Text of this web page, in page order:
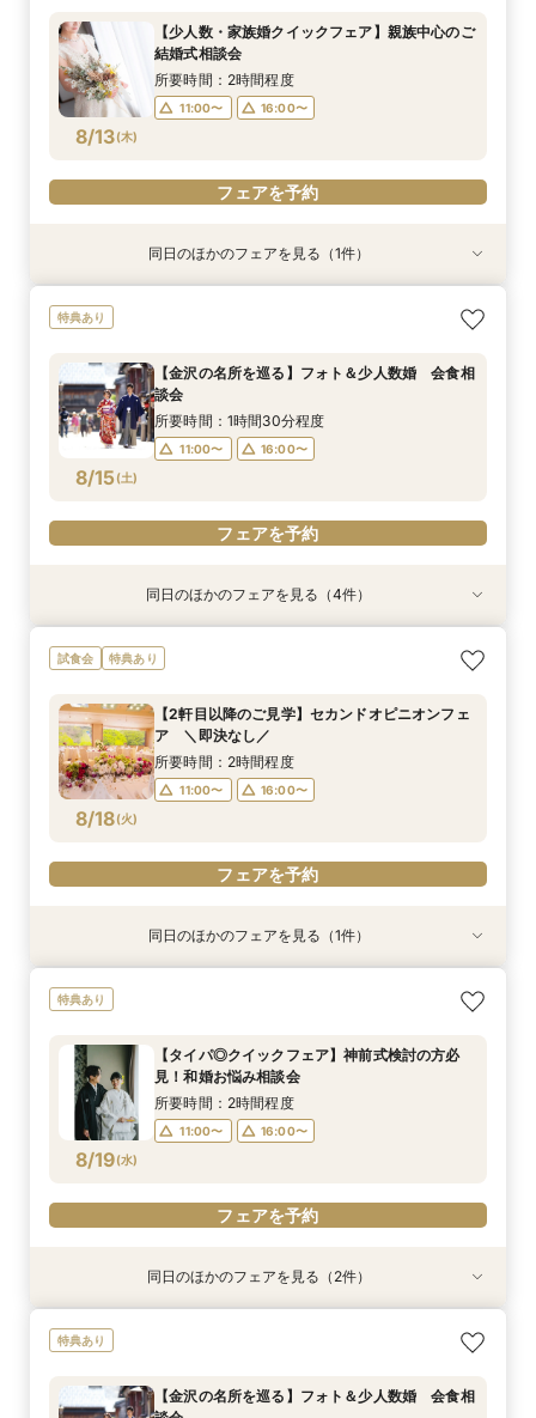
8/13(木)
【少人数・家族婚クイックフェア】親族中心のご
結婚式相談会
所要時間：2時間程度
11:00〜 16:00〜
フェアを予約
8/13(木 )
【金沢の名所を巡る】フォト＆少人数婚 会食相
同日のほかのフェアを見る（1件）
特典あり
8/15(土)
【金沢の名所を巡る】フォト＆少人数婚 会食相
談会
所要時間：1時間30分程度
11:00〜 16:00〜
フェアを予約
8/15(土)
【少人数・家族婚クイックフェア】親族中心のご
結婚式相談会
11:00〜 16:00〜
8/15(土)
【タイパ◎クイックフェア】神前式検討の方必
見！和婚お悩み相談会
11:00〜 16:00〜
特典あり
8/15(土)
【2軒目以降のご見学】セカンドオピニオンフェ
ア ＼即決なし／
11:00〜 16:00〜
8/15(土)
＼マイナビ限定／結納・お顔合わせをご検討の方
向けクイックご相談会
11:00〜 16:00〜
同日のほかのフェアを見る（4件）
試食会 特典あり
8/18(火)
【2軒目以降のご見学】セカンドオピニオンフェ
ア ＼即決なし／
所要時間：2時間程度
11:00〜 16:00〜
フェアを予約
8/18 (火)
【少人数・家族婚クイックフェア】親族中心のご
11:00〜 16:00〜
同日のほかのフェアを見る（1件）
特典あり
8/19(水)
【タイパ◎クイックフェア】神前式検討の方必
見！和婚お悩み相談会
所要時間：2時間程度
11:00〜 16:00〜
フェアを予約
【少人数・家族婚クイックフェア】親族中心のご
【金沢の名所を巡る】フォト＆少人数婚 会食相
同日のほかのフェアを見る（2件）
特典あり
【金沢の名所を巡る】フォト＆少人数婚 会食相